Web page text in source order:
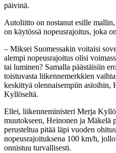
päivinä.
Autoliitto on nostanut esille mallin,
on käytössä nopeusrajoitus, joka
– Miksei Suomessakin voitaisi
alempi nopeusrajoitus olisi
tai luminen? Samalla päästäisiin
toistuvasta liikennemerkkien
keskittyä olennaisempiin asioihin,
Kyllöseltä.
Ellei, liikenneministeri Merja
muutokseen, Heinonen ja Mäkelä
perusteltua pitää läpi vuoden
nopeusrajoituksena 100 km/h,
onnistuu turvallisesti.